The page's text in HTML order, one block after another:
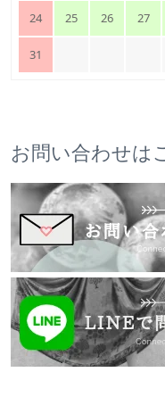
24 25 26 27
31
お問い合わせは